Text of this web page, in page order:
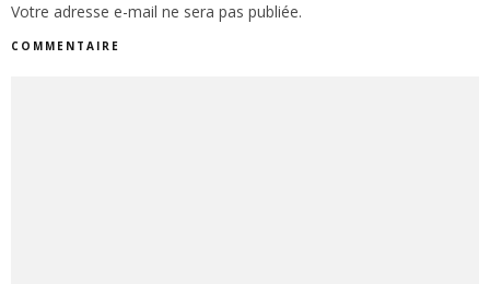
Votre adresse e-mail ne sera pas publiée.
COMMENTAIRE